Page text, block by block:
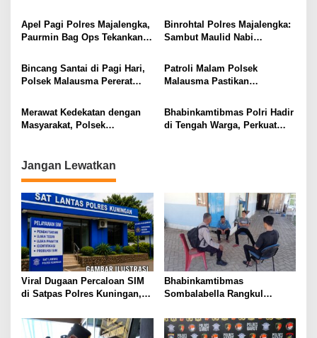
Layani Masyarakat
dan Integritas dalam
Pelaksanaan Tugas
Apel Pagi Polres Majalengka,
Paurmin Bag Ops Tekankan
Personel
Binrohtal Polres Majalengka:
Sambut Maulid Nabi
Tingkatkan Keimanan dan
Profesionalisme
Bincang Santai di Pagi Hari,
Polsek Malausma Pererat
Masyarakat di Desa Sukadana
Patroli Malam Polsek
Malausma Pastikan
Masyarakat Tetap Terjaga
Merawat Kedekatan dengan
Masyarakat, Polsek
Bhabinkamtibmas Polri Hadir
di Tengah Warga, Perkuat
Jangan Lewatkan
Viral Dugaan Percaloan SIM
di Satpas Polres Kuningan,
dan Penguatan Pengawasan
Bhabinkamtibmas
Sombalabella Rangkul
Kamtibmas dan Semarakkan
HUT Ke-81 RI